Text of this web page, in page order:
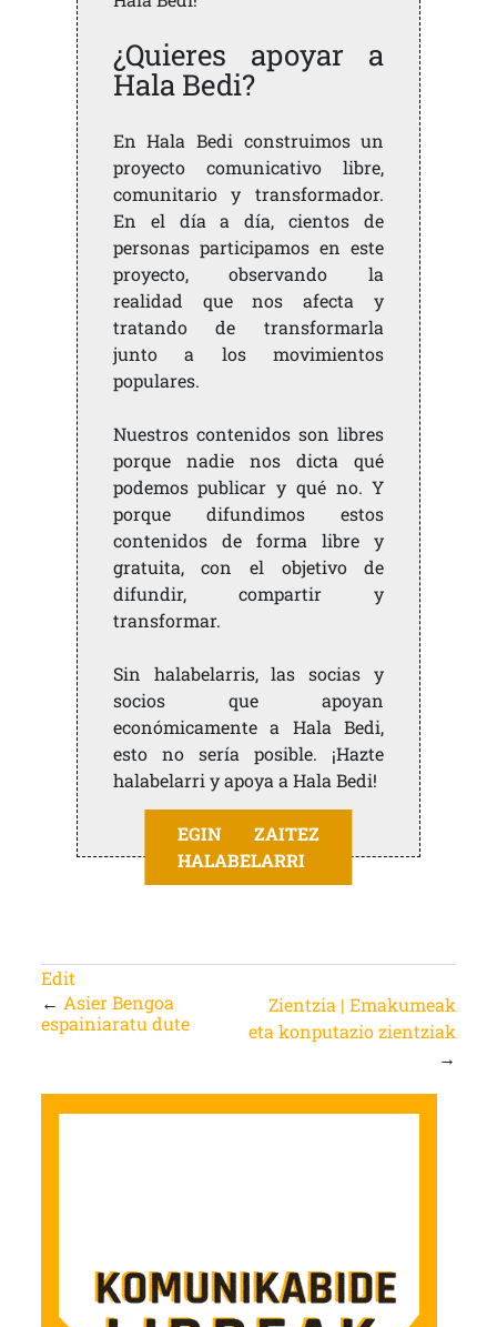
¿Quieres apoyar a
Hala Bedi?
En Hala Bedi construimos un
proyecto comunicativo libre,
comunitario y transformador.
En el día a día, cientos de
personas participamos en este
proyecto, observando la
realidad que nos afecta y
tratando de transformarla
junto a los movimientos
populares.
Nuestros contenidos son libres
porque nadie nos dicta qué
podemos publicar y qué no. Y
porque difundimos estos
contenidos de forma libre y
gratuita, con el objetivo de
difundir, compartir y
transformar.
Sin halabelarris, las socias y
socios que apoyan
económicamente a Hala Bedi,
esto no sería posible. ¡Hazte
halabelarri y apoya a Hala Bedi!
EGIN ZAITEZ
HALABELARRI
Edit
← Asier Bengoa
espainiaratu dute
Zientzia | Emakumeak
eta konputazio zientziak
→